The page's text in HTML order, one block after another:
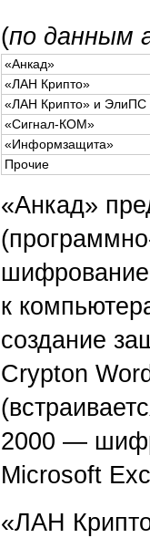
(по данным
«Анкад»
«ЛАН Крипто»
«ЛАН Крипто» и ЭлиПС
«Сигнал-КОМ»
«Информзащита»
Прочие
«Анкад»
шифрование
к
создание
Crypton
2000 —
Microsoft
«ЛАН